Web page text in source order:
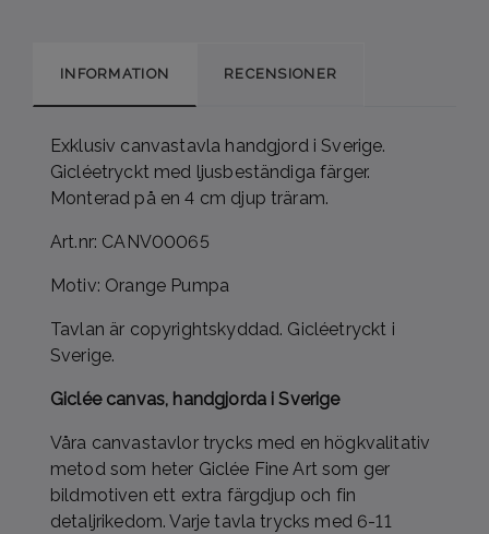
INFORMATION RECENSIONER
Exklusiv canvastavla handgjord i Sverige.
Gicléetryckt med ljusbeständiga färger.
Monterad på en 4 cm djup träram.
Art.nr: CANV00065
Motiv: Orange Pumpa
Tavlan är copyrightskyddad. Gicléetryckt i
Sverige.
Giclée canvas, handgjorda i Sverige
Våra canvastavlor trycks med en högkvalitativ
metod som heter Giclée Fine Art som ger
bildmotiven ett extra färgdjup och fin
detaljrikedom. Varje tavla trycks med 6-11